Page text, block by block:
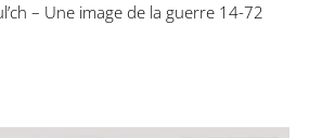
– Une image de la guerre 14-72